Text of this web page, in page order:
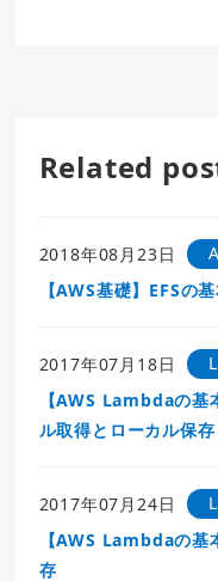
Related
2018年08月23日
【AWS基礎】EFSの
2017年07月18日
【AWS Lambdaの基
ル取得とローカル保存
2017年07月24日
【AWS Lambdaの
存